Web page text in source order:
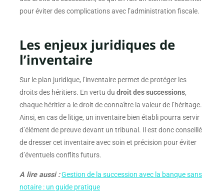
pour éviter des complications avec l’administration fiscale.
Les enjeux juridiques de
l’inventaire
Sur le plan juridique, l’inventaire permet de protéger les
droits des héritiers. En vertu du droit des successions,
chaque héritier a le droit de connaître la valeur de l’héritage.
Ainsi, en cas de litige, un inventaire bien établi pourra servir
d’élément de preuve devant un tribunal. Il est donc conseillé
de dresser cet inventaire avec soin et précision pour éviter
d’éventuels conflits futurs.
A lire aussi :Gestion de la succession avec la banque sans
notaire : un guide pratique